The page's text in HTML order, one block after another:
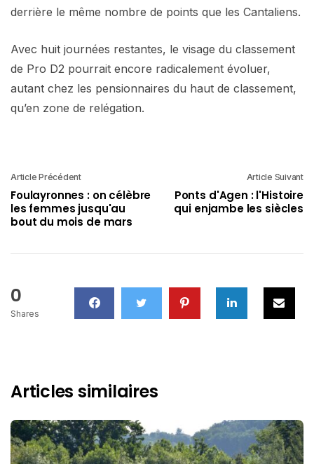
derrière le même nombre de points que les Cantaliens.
Avec huit journées restantes, le visage du classement
de Pro D2 pourrait encore radicalement évoluer,
autant chez les pensionnaires du haut de classement,
qu’en zone de relégation.
Article Précédent
Foulayronnes : on célèbre
les femmes jusqu'au
bout du mois de mars
Article Suivant
Ponts d'Agen : l'Histoire
qui enjambe les siècles
0
Shares
Articles similaires